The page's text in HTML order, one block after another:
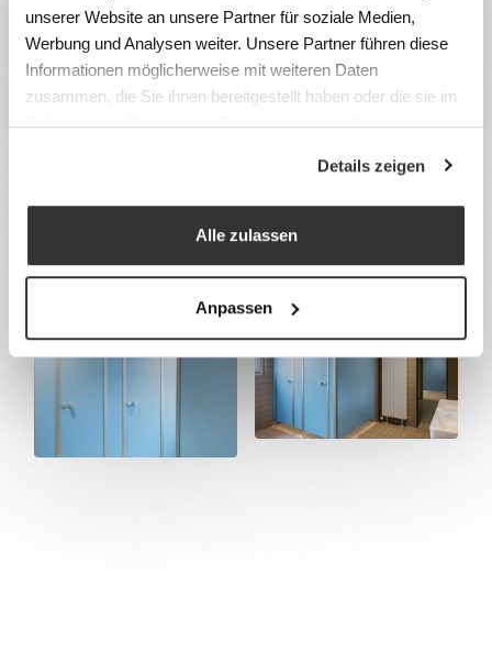
unserer Website an unsere Partner für soziale Medien,
Werbung und Analysen weiter. Unsere Partner führen diese
Informationen möglicherweise mit weiteren Daten
zusammen, die Sie ihnen bereitgestellt haben oder die sie im
Rahmen Ihrer Nutzung der Dienste gesammelt haben.
Details zeigen
Alle zulassen
Anpassen